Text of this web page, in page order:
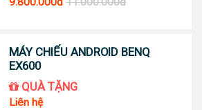
MÁY CHIẾU ANDROID BENQ
EX600
QUÀ TẶNG
Liên hệ